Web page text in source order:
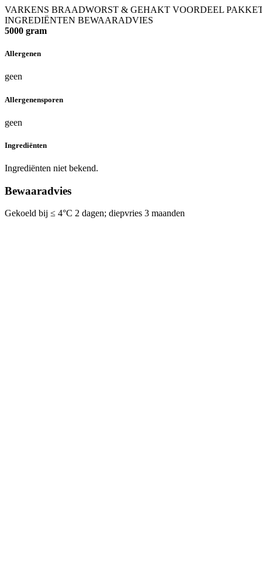
VARKENS BRAADWORST & GEHAKT VOORDEEL
INGREDIËNTEN BEWAARADVIES
5000 gram
Allergenen
geen
Allergenensporen
geen
Ingrediënten
Ingrediënten niet bekend.
Bewaaradvies
Gekoeld bij ≤ 4°C 2 dagen; diepvries 3 maanden